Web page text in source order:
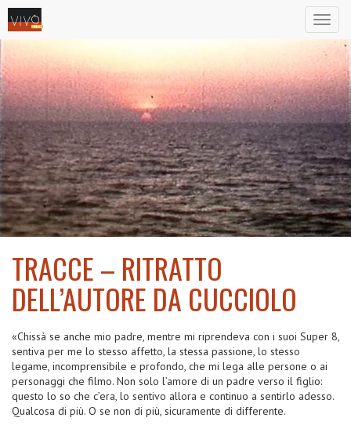
2008
TRACCE – RITRATTO
DELL’AUTORE DA CUCCIOLO
«Chissà se anche mio padre, mentre mi riprendeva con i suoi Super 8,
sentiva per me lo stesso affetto, la stessa passione, lo stesso
legame, incomprensibile e profondo, che mi lega alle persone o ai
personaggi che filmo. Non solo l’amore di un padre verso il figlio:
questo lo so che c’era, lo sentivo allora e continuo a sentirlo adesso.
Qualcosa di più. O se non di più, sicuramente di differente.